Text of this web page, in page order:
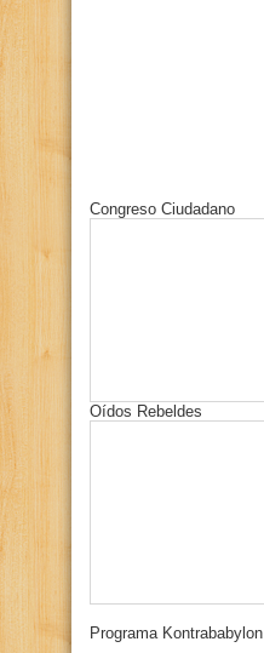
Congreso Ciudadano
Oídos Rebeldes
Programa Kontrababylon